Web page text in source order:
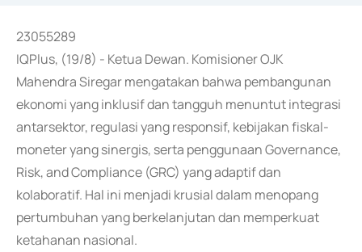
23055289
IQPlus, (19/8) - Ketua Dewan. Komisioner OJK
Mahendra Siregar mengatakan bahwa pembangunan
ekonomi yang inklusif dan tangguh menuntut integrasi
antarsektor, regulasi yang responsif, kebijakan fiskal-
moneter yang sinergis, serta penggunaan Governance,
Risk, and Compliance (GRC) yang adaptif dan
kolaboratif. Hal ini menjadi krusial dalam menopang
pertumbuhan yang berkelanjutan dan memperkuat
ketahanan nasional.